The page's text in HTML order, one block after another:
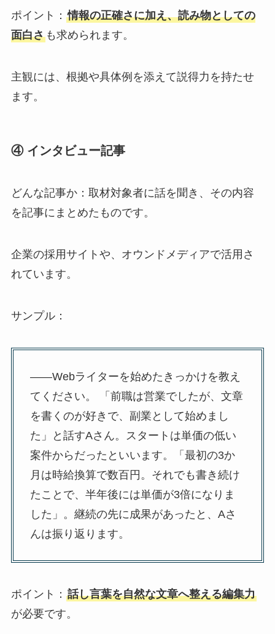
ポイント： 情報の正確さに加え、読み物としての
面白さも求められます。
主観には、根拠や具体例を添えて説得力を持たせ
ます。
④ インタビュー記事
どんな記事か：取材対象者に話を聞き、その内容
を記事にまとめたものです。
企業の採用サイトや、オウンドメディアで活用さ
れています。
サンプル：
――Webライターを始めたきっかけを教え
てください。 「前職は営業でしたが、文章
を書くのが好きで、副業として始めまし
た」と話すAさん。スタートは単価の低い
案件からだったといいます。「最初の3か
月は時給換算で数百円。それでも書き続け
たことで、半年後には単価が3倍になりま
した」。継続の先に成果があったと、Aさ
んは振り返ります。
ポイント： 話し言葉を自然な文章へ整える編集力
が必要です。